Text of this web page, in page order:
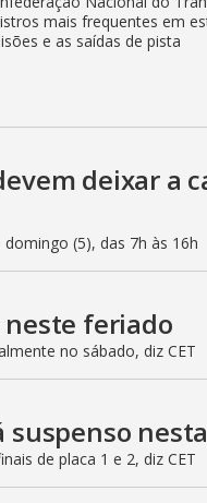
mais frequentes em
e as saídas de pista
deixar a
(5), das 7h às 16h
neste feriado
no sábado, diz CET
suspenso
de placa 1 e 2, diz CET